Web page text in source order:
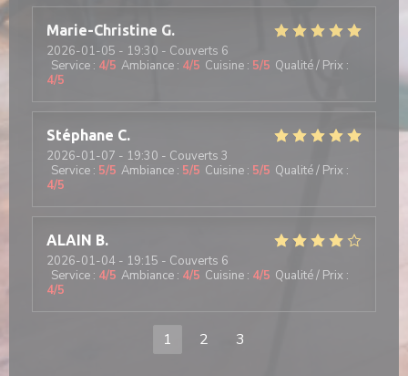
Marie-Christine G
2026-01-05 - 19:30 - Couverts 6
Service : 4/5 Ambiance : 4/5 Cuisine : 5/5 Qualité / Prix :
4/5
Stéphane C
2026-01-07 - 19:30 - Couverts 3
Service : 5/5 Ambiance : 5/5 Cuisine : 5/5 Qualité / Prix :
4/5
ALAIN B
2026-01-04 - 19:15 - Couverts 6
Service : 4/5 Ambiance : 4/5 Cuisine : 4/5 Qualité / Prix :
4/5
1 2 3